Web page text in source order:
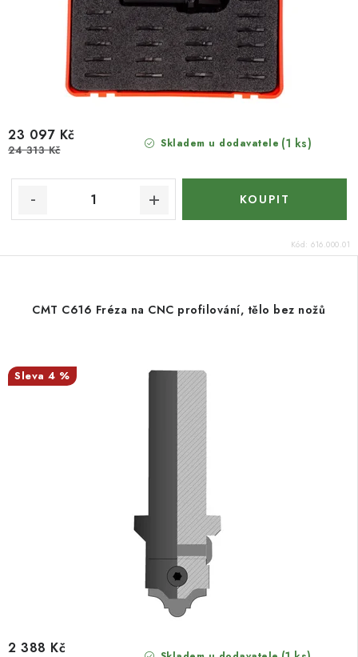
Skladem u dodavatele (1 ks)
23 097 Kč
24 313 Kč
Kód: 616.000.01
CMT C616 Fréza na CNC profilování, tělo bez nožů
4 %
2 388 Kč